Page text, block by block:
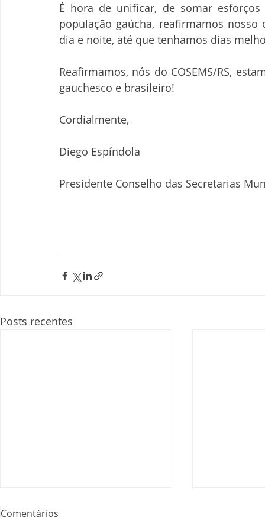
É hora de unificar, de somar
população gaúcha, reafirmamos
dia e noite, até que tenhamos dias
Reafirmamos, nós do COSEMS/RS,
gauchesco e brasileiro!
Cordialmente,
Diego Espíndola
Presidente Conselho das Secretarias
Posts recentes
Comentários